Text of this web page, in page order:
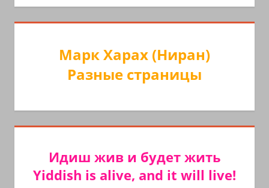
Марк Харах (Ниран)
Разные страницы
Идиш жив и будет жить
Yiddish is alive, and it will live!